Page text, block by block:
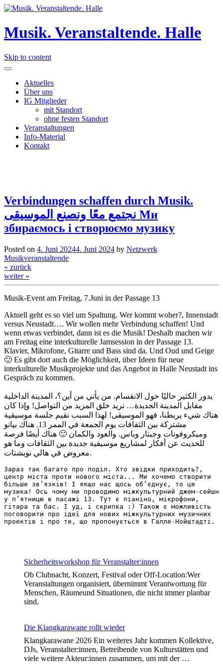
Musik. Veranstaltende. Halle
Skip to content
Aktuelles
Über uns
IG Mitglieder
mit Standort
ohne festen Standort
Veranstaltungen
Info-Material
Kontakt
Verbindungen schaffen durch Musik.
نجتمع معًا ونصنع الموسيقى Ми
збираємось і створюємо музику
Posted on 4. Juni 20244. Juni 2024 by Netzwerk
Musikveranstaltende
« zurück
weiter »
Musik-Event am Freitag, 7.Juni in der Passage 13
Aktuell geht es so viel um Spaltung. Wer kommt woher?, Innenstadt
versus Neustadt…. Wir wollen mehr Verbindung schaffen! Und
wenn etwas verbindet, dann ist es die Musik! Deshalb machen wir
am Freitag eine interkulturelle Jamsession in der Passage 13.
Klavier, Mikrofone, Gitarre und Bass sind da. Und Oud und Geige
🙂 Es gibt dort auch die Möglichkeit, über Ideen für neue
interkulturelle Musikprojekte und das Angebot in Halle Neustadt ins
Gespräch zu kommen.
يدور الكثير حاليًا حول الانقسام. من يأتي من أين؟، المدينة الداخلية
مقابل المدينة الجديدة… نريد خلق المزيد من التواصل! وإذا كان
هناك شيء يربطنا، فهو الموسيقى! لهذا السبب نقيم جلسة موسيقية
مشتركة بين الثقافات يوم الجمعة في الممر 13. هناك بيانو
وميكروفونات وجيتار وباس. والعود والكمان 🙂 هناك أيضًا فرصة
للحديث عن أفكار لمشاريع موسيقية جديدة بين الثقافات وما هو
معروض في هالي نويشتات.
Зараз так багато про поділ. Хто звідки приходить?,
центр міста проти нового міста... Ми хочемо створити
більше зв’язків! І якщо нас щось об’єднує, то це
музика! Ось чому ми проводимо міжкультурний джем-сейшн
у п’ятницю в пасажі 13. Тут є піаніно, мікрофони,
гітара та бас. І уд, і скрипка :) Також є можливість
поговорити про ідеї для нових міжкультурних музичних
проектів і про те, що пропонується в Галле-Нойштадті.
Sicherheitsworkshop für Veranstalter:innen
Ob Clubnacht, Konzert, Festival oder Off-Location:Wer
Veranstaltungen organisiert, übernimmt Verantwortung für
Menschen, Räumeund Situationen, die nicht immer planbar
sind.
Die Klangkarawane rollt wieder
Klangkarawane 2026 Ein weiteres Jahr kommen Kollektive,
DJs, Veranstalter:innen, Betreibende von Kulturstätten und
viele weitere Akteur:innen zusammen, um mit der …